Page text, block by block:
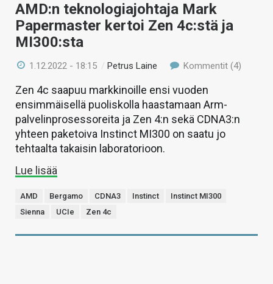
HAKU
AMD:n teknologiajohtaja Mark
Papermaster kertoi Zen 4c:stä ja
MI300:sta
1.12.2022 - 18:15 /Petrus Laine Kommentit (4)
Zen 4c saapuu markkinoille ensi vuoden
ensimmäisellä puoliskolla haastamaan Arm-
palvelinprosessoreita ja Zen 4:n sekä CDNA3:n
yhteen paketoiva Instinct MI300 on saatu jo
tehtaalta takaisin laboratorioon.
Lue lisää
AMD Bergamo CDNA3 Instinct
Instinct MI300
Sienna
UCIe Zen 4c